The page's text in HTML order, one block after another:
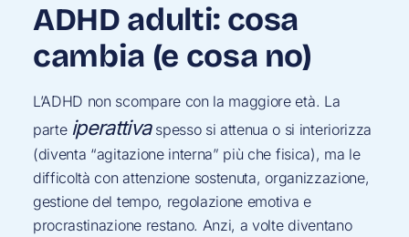
ADHD adulti: cosa
cambia (e cosa no)
L’ADHD non scompare con la maggiore età. La
parte iperattivaspesso si attenua o si interiorizza
(diventa “agitazione interna” più che fisica), ma le
difficoltà con attenzione sostenuta, organizzazione,
gestione del tempo, regolazione emotiva e
procrastinazione restano. Anzi, a volte diventano